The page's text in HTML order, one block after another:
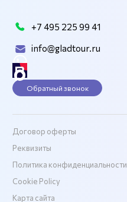
+7 495 225 99 41
info@gladtour.ru
Обратный звонок
Договор оферты
Реквизиты
Политика конфиденциальности
Cookie Policy
Карта сайта